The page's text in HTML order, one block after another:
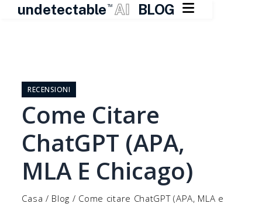
undetectable TM AI BLOG 
contenuto
RECENSIONI
Come Citare
ChatGPT (APA,
MLA E Chicago)
Casa / Blog / Come citare ChatGPT (APA, MLA e